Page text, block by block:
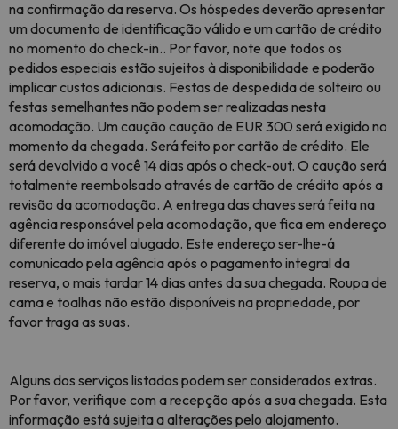
na confirmação da reserva. Os hóspedes deverão apresentar
um documento de identificação válido e um cartão de crédito
no momento do check-in.. Por favor, note que todos os
pedidos especiais estão sujeitos à disponibilidade e poderão
implicar custos adicionais. Festas de despedida de solteiro ou
festas semelhantes não podem ser realizadas nesta
acomodação. Um caução caução de EUR 300 será exigido no
momento da chegada. Será feito por cartão de crédito. Ele
será devolvido a você 14 dias após o check-out. O caução será
totalmente reembolsado através de cartão de crédito após a
revisão da acomodação. A entrega das chaves será feita na
agência responsável pela acomodação, que fica em endereço
diferente do imóvel alugado. Este endereço ser-lhe-á
comunicado pela agência após o pagamento integral da
reserva, o mais tardar 14 dias antes da sua chegada. Roupa de
cama e toalhas não estão disponíveis na propriedade, por
favor traga as suas.
Alguns dos serviços listados podem ser considerados extras.
Por favor, verifique com a recepção após a sua chegada. Esta
informação está sujeita a alterações pelo alojamento.